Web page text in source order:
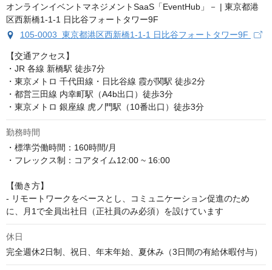
105-0003 東京都港区西新橋1-1-1 日比谷フォートタワー9F
【交通アクセス】
・JR 各線 新橋駅 徒歩7分
・東京メトロ 千代田線・日比谷線 霞が関駅 徒歩2分
・都営三田線 内幸町駅（A4b出口）徒歩3分
・東京メトロ 銀座線 虎ノ門駅（10番出口）徒歩3分
勤務時間
・標準労働時間：160時間/月
・フレックス制：コアタイム12:00 ~ 16:00
【働き方】
- リモートワークをベースとし、コミュニケーション促進のため
に、月1で全員出社日（正社員のみ必須）を設けています
休日
完全週休2日制、祝日、年末年始、夏休み（3日間の有給休暇付与）